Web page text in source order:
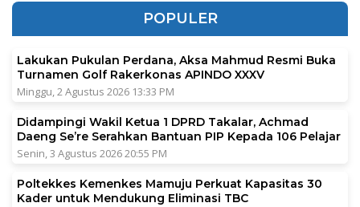
POPULER
Lakukan Pukulan Perdana, Aksa Mahmud Resmi Buka
Turnamen Golf Rakerkonas APINDO XXXV
Minggu, 2 Agustus 2026 13:33 PM
Didampingi Wakil Ketua 1 DPRD Takalar, Achmad
Daeng Se’re Serahkan Bantuan PIP Kepada 106 Pelajar
Senin, 3 Agustus 2026 20:55 PM
Poltekkes Kemenkes Mamuju Perkuat Kapasitas 30
Kader untuk Mendukung Eliminasi TBC